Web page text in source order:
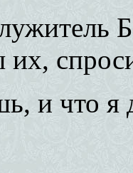
их,
и что я